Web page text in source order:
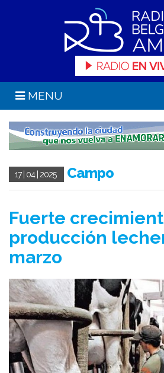
MENU
17 | 04 | 2025 Campo
Fuerte
producción
marzo